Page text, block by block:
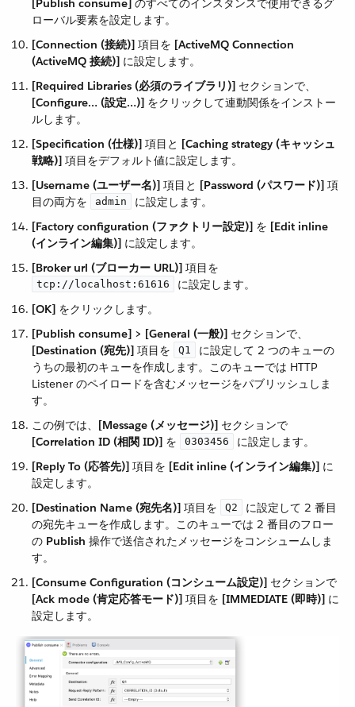
[Publish consume] ​ のすべてのインスタンスで使用できるグ
ローバル要素を設定します。
[Connection (接続)] ​ 項目を ​ [ActiveMQ Connection
(ActiveMQ 接続)] ​ に設定します。
[Required Libraries (必須のライブラリ)] ​ セクションで、​
[Configure…​ (設定…​)] ​ をクリックして連動関係をインストー
ルします。
[Specification (仕様)] ​ 項目と ​ [Caching strategy (キャッシュ
戦略)] ​ 項目をデフォルト値に設定します。
[Username (ユーザー名)] ​ 項目と ​ [Password (パスワード)] ​ 項
目の両方を ​
admin
​ に設定します。
[Factory configuration (ファクトリー設定)] ​ を ​ [Edit inline
(インライン編集)] ​ に設定します。
[Broker url (ブローカー URL)] ​ 項目を ​
tcp://localhost:61616
​ に設定します。
[OK] ​ をクリックします。
[Publish consume] > [General (一般)] ​ セクションで、​
[Destination (宛先)] ​ 項目を ​ Q1
​ に設定して 2 つのキューの
うちの最初のキューを作成します。このキューでは HTTP
Listener のペイロードを含むメッセージをパブリッシュしま
す。
この例では、​ [Message (メッセージ)] ​ セクションで ​
[Correlation ID (相関 ID)] ​ を ​ 0303456
​ に設定します。
[Reply To (応答先)] ​ 項目を ​ [Edit inline (インライン編集)] ​ に
設定します。
[Destination Name (宛先名)] ​ 項目を ​ Q2
​ に設定して 2 番目
の宛先キューを作成します。このキューでは 2 番目のフロー
の ​ Publish ​ 操作で送信されたメッセージをコンシュームしま
す。
[Consume Configuration (コンシューム設定)] ​ セクションで
[Ack mode (肯定応答モード)] ​ 項目を ​ [IMMEDIATE (即時)] ​ に
設定します。